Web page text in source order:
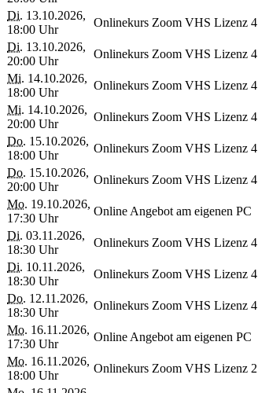
Di. 13.10.2026,
18:00 Uhr
Onlinekurs Zoom VHS Lizenz 4
Di. 13.10.2026,
20:00 Uhr
Onlinekurs Zoom VHS Lizenz 4
Mi. 14.10.2026,
18:00 Uhr
Onlinekurs Zoom VHS Lizenz 4
Mi. 14.10.2026,
20:00 Uhr
Onlinekurs Zoom VHS Lizenz 4
Do. 15.10.2026,
18:00 Uhr
Onlinekurs Zoom VHS Lizenz 4
Do. 15.10.2026,
20:00 Uhr
Onlinekurs Zoom VHS Lizenz 4
Mo. 19.10.2026,
17:30 Uhr
Online Angebot am eigenen PC
Di. 03.11.2026,
18:30 Uhr
Onlinekurs Zoom VHS Lizenz 4
Di. 10.11.2026,
18:30 Uhr
Onlinekurs Zoom VHS Lizenz 4
Do. 12.11.2026,
18:30 Uhr
Onlinekurs Zoom VHS Lizenz 4
Mo. 16.11.2026,
17:30 Uhr
Online Angebot am eigenen PC
Mo. 16.11.2026,
18:00 Uhr
Onlinekurs Zoom VHS Lizenz 2